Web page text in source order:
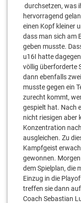
durchsetzen, was
hervorragend
einen Kopf kleiner
dass man sich am
geben musste.
u16I hatte
völlig überforderte
dann ebenfalls
musste gegen ein
zurecht kommt,
gespielt hat. Nach
nicht riesigen aber
Konzentration
ausgleichen. Zu
Kampfgeist
gewonnen.
dem Spielplan, die
Einzug in die
treffen sie dann
Coach Sebastian